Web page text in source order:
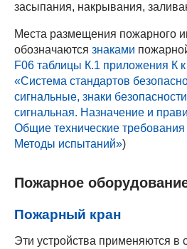
засыпания, накрывания,
Места размещения пожарного
обозначаются знаками
F06 таблицы К.1 приложения К
«Система стандартов
сигнальные, знаки
сигнальная. Назначение и
Общие технические требования
Методы испытаний»)
Пожарное
Пожарный кран
Эти устройства применяются в